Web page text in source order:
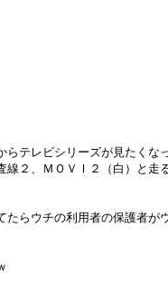
らテレビシリーズが見たくな
線２、ＭＯＶＩ２（白）と走
らウチの利用者の保護者が